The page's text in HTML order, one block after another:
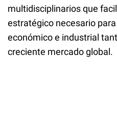
multidisciplinarios que
estratégico necesario
económico e industrial
creciente mercado global.